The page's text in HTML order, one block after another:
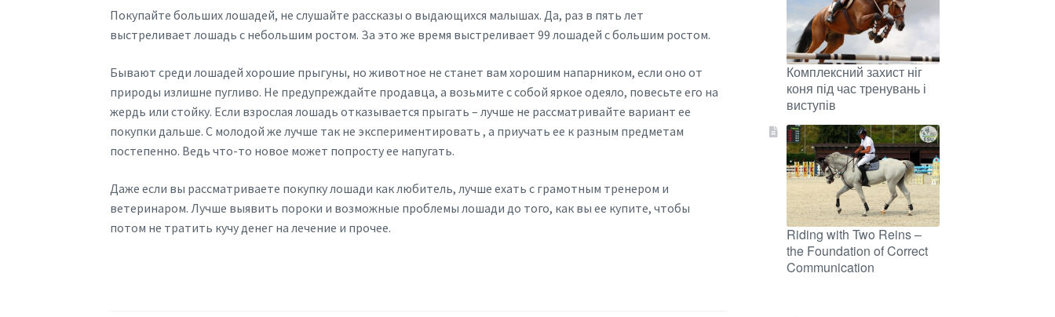
Покупайте больших лошадей, не слушайте рассказы о выдающихся малышах. Да, раз в пять лет
выстреливает лошадь с небольшим ростом. За это же время выстреливает 99 лошадей с большим ростом.
Бывают среди лошадей хорошие прыгуны, но животное не станет вам хорошим напарником, если оно от
природы излишне пугливо. Не предупреждайте продавца, а возьмите с собой яркое одеяло, повесьте его на
жердь или стойку. Если взрослая лошадь отказывается прыгать – лучше не рассматривайте вариант ее
покупки дальше. С молодой же лучше так не экспериментировать , а приучать ее к разным предметам
постепенно. Ведь что-то новое может попросту ее напугать.
Даже если вы рассматриваете покупку лошади как любитель, лучше ехать с грамотным тренером и
ветеринаром. Лучше выявить пороки и возможные проблемы лошади до того, как вы ее купите, чтобы
потом не тратить кучу денег на лечение и прочее.
Комплексний захист ніг
коня під час тренувань і
виступів
Riding with Two Reins –
the Foundation of Correct
Communication